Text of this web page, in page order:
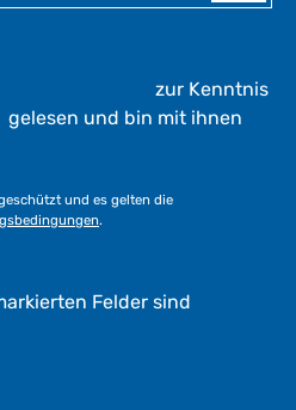
zur Kenntnis
gelesen und bin mit ihnen
und es gelten die
.
Felder sind